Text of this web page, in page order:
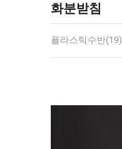
화분받침
플라스틱수반(19)